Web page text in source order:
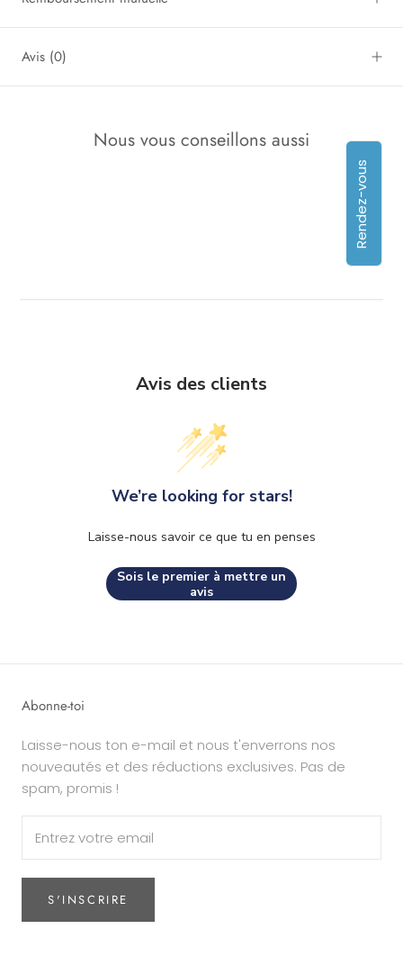
Rendez-vous
Avis (0)
Nous vous conseillons aussi
Avis des clients
We’re looking for stars!
Laisse-nous savoir ce que tu en penses
Sois le premier à mettre un
avis
Abonne-toi
Laisse-nous ton e-mail et nous t'enverrons nos
nouveautés et des réductions exclusives. Pas de
spam, promis !
S'INSCRIRE